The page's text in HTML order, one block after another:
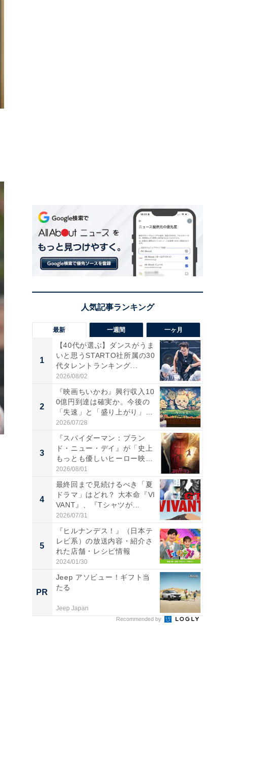
最新 一週間 一ヶ月
1
【40代が選ぶ】ダンスがうま
いと思うSTARTO社所属の30
代タレントランキング...
2026/08/02
2
『映画ちいかわ』興行収入10
0億円到達は確実か。今後の
「失速」と「盛り上がり」
が...
2026/07/28
3
『スパイダーマン：ブラン
ド・ニュー・デイ』が「史上
もっとも優しいヒーロー映
画」に...
2026/08/01
4
最終回まで見続けるべき「夏
ドラマ」はどれ？ 大本命『VI
VANT』、『Tシャツが...
2026/07/31
5
『ヒルナンデス！』（日本テ
レビ系）の放送内容・紹介さ
れた店舗・レシピ情報
2024/01/30
PR
Jeep アソビュー！ギフト当
たる
Jeep Japan
Recommended by